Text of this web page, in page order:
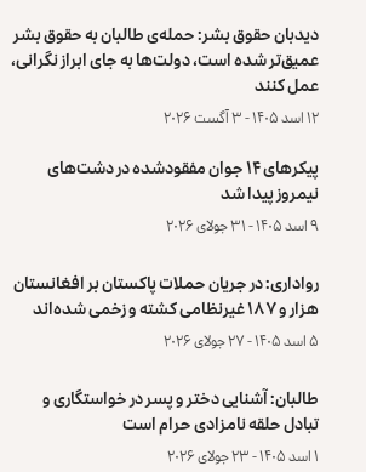
دیدبان حقوق بشر: حمله‌ی طالبان به حقوق بشر
عمیق‌تر شده است، دولت‌ها به جای ابراز نگرانی،
عمل کنند
۱۲ اسد ۱۴۰۵ - ۳ آگست ۲۰۲۶
پیکرهای ۱۴ جوان مفقودشده در دشت‌های
نیمروز پیدا شد
۹ اسد ۱۴۰۵ - ۳۱ جولای ۲۰۲۶
رواداری: در جریان حملات پاکستان بر افغانستان
هزار و ۱۸۷ غیرنظامی کشته و زخمی شده‌اند
۵ اسد ۱۴۰۵ - ۲۷ جولای ۲۰۲۶
طالبان: آشنایی دختر و پسر در خواستگاری و
تبادل حلقه نامزادی حرام است
۱ اسد ۱۴۰۵ - ۲۳ جولای ۲۰۲۶